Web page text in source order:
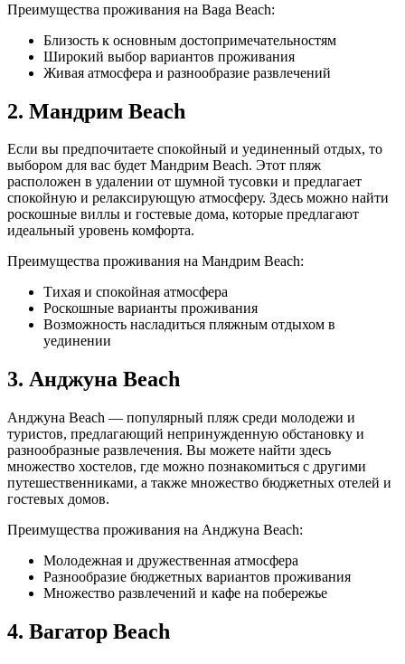
Преимущества проживания на Baga Beach:
Близость к основным достопримечательностям
Широкий выбор вариантов проживания
Живая атмосфера и разнообразие развлечений
2. Мандрим Beach
Если вы предпочитаете спокойный и уединенный отдых, то
выбором для вас будет Мандрим Beach. Этот пляж
расположен в удалении от шумной тусовки и предлагает
спокойную и релаксирующую атмосферу. Здесь можно найти
роскошные виллы и гостевые дома, которые предлагают
идеальный уровень комфорта.
Преимущества проживания на Мандрим Beach:
Тихая и спокойная атмосфера
Роскошные варианты проживания
Возможность насладиться пляжным отдыхом в
уединении
3. Анджуна Beach
Анджуна Beach — популярный пляж среди молодежи и
туристов, предлагающий непринужденную обстановку и
разнообразные развлечения. Вы можете найти здесь
множество хостелов, где можно познакомиться с другими
путешественниками, а также множество бюджетных отелей и
гостевых домов.
Преимущества проживания на Анджуна Beach:
Молодежная и дружественная атмосфера
Разнообразие бюджетных вариантов проживания
Множество развлечений и кафе на побережье
4. Вагатор Beach